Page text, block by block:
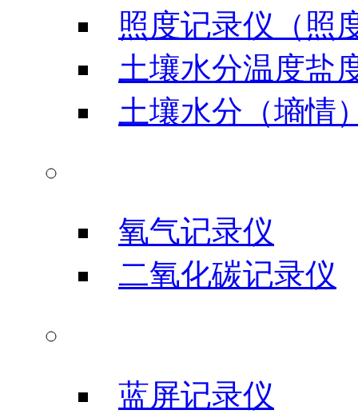
照度记录仪（照
土壤水分温度盐
土壤水分（墒情
氧气记录仪
二氧化碳记录仪
蓝屏记录仪